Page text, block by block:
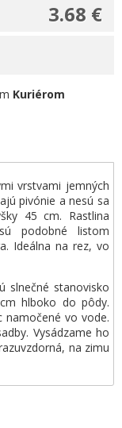
3.68 €
Kuriérom
vrstvami jemných
pivónie a nesú sa
45 cm. Rastlina
podobné listom
Ideálna na rez, vo
slnečné stanovisko
hlboko do pôdy.
namočené vo vode.
Vysádzame ho
na zimu